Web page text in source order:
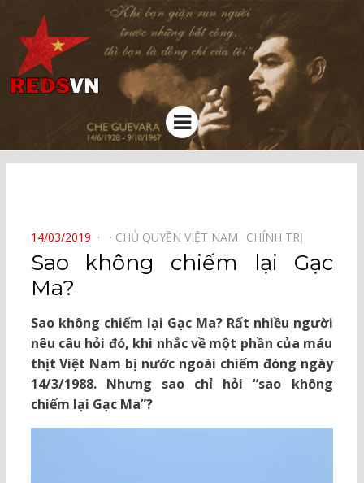
Kênh chia sẻ tri thức cộng đồng
Menu
POSTED
ON
14/03/2019 CHỦ QUYỀN VIỆT NAM⠀ CHÍNH TRỊ⠀
Sao không chiếm lại Gạc
Ma?
Sao không chiếm lại Gạc Ma? Rất nhiều người
nêu câu hỏi đó, khi nhắc về một phần của máu
thịt Việt Nam bị nước ngoài chiếm đóng ngày
14/3/1988. Nhưng sao chỉ hỏi “sao không
chiếm lại Gạc Ma”?